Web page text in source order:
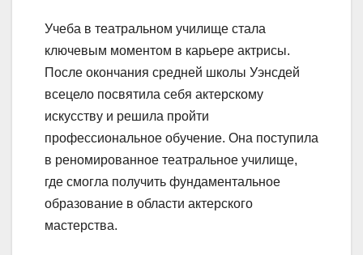
Учеба в театральном училище стала
ключевым моментом в карьере актрисы.
После окончания средней школы Уэнсдей
всецело посвятила себя актерскому
искусству и решила пройти
профессиональное обучение. Она поступила
в реномированное театральное училище,
где смогла получить фундаментальное
образование в области актерского
мастерства.